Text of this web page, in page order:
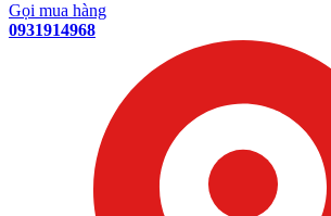
Gọi mua hàng
0931914968